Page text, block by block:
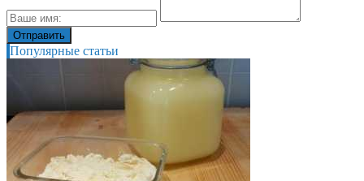
Популярные статьи